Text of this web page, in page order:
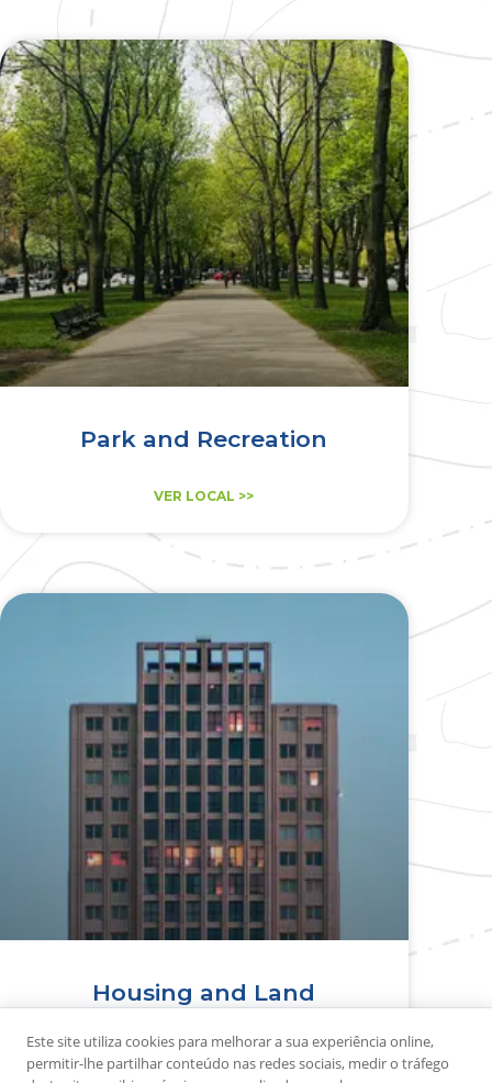
Park and Recreation
VER LOCAL >>
Housing and Land
VER LOCAL >>
Este site utiliza cookies para melhorar a sua experiência online,
permitir-lhe partilhar conteúdo nas redes sociais, medir o tráfego